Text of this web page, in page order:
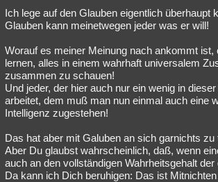
Ich lege auf den Glauben eigentlich überhaupt
Glauben kann meinetwegen jeder was er will!
Worauf es meiner Meinung nach ankommt ist,
lernen, alles in einem wahrhaft universalem
zusammen zu schauen!
Und jeder, der hier auch nur ein wenig in
arbeitet, dem muß man nun einmal auch eine
Intelligenz zugestehen!
Das hat aber mit Galuben an sich garnichts zu
Aber Du glaubst wahrscheinlich, daß, wenn
auch an den vollständigen Wahrheitsgehalt der
Da kann ich Dich beruhigen: Das ist